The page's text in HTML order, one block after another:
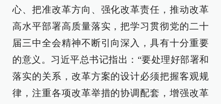
心、把准改革方向、强化改革责任，推动改革
高水平部署高质量落实，把学习贯彻党的二十
届三中全会精神不断引向深入，具有十分重要
的意义。习近平总书记指出：“要处理好部署和
落实的关系，改革方案的设计必须把握客观规
律，注重各项改革举措的协调配套，增强改革